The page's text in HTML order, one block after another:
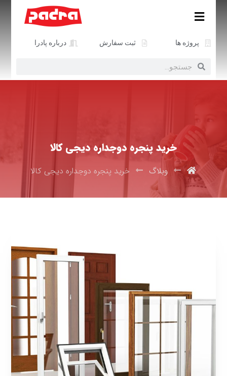
پروژه ها ثبت سفارش درباره پادرا
خرید پنجره دوجداره دیجی کالا
وبلاگ خرید پنجره دوجداره دیجی کالا